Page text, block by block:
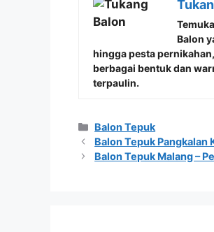
Balon
hingga pesta
berbagai bentuk dan
terpaulin.
Kategori
Balon Tepuk
Balon Tepuk Pangkalan
Balon Tepuk Malang –